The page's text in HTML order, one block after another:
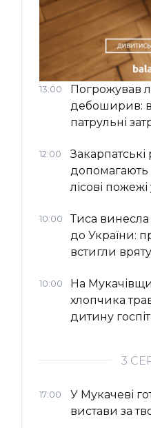
13:00
Погрожував
дебоширив:
патрульні
12:00
допомагають
лісові
10:00
Тиса винесла
до України:
встигли
10:00
На
хлопчика
дитину
3
17:00
У Мукачеві
вистави за